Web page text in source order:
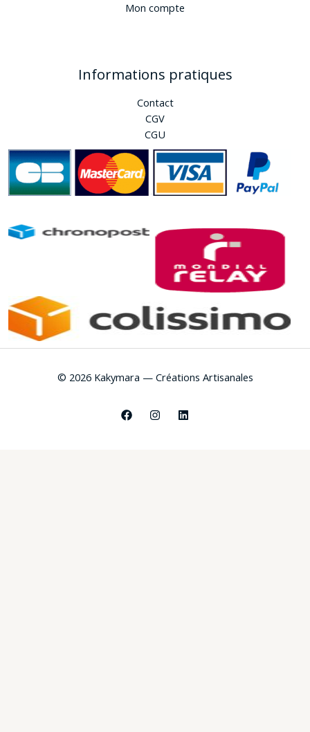
Mon compte
Informations pratiques
Contact
CGV
CGU
© 2026 Kakymara — Créations Artisanales